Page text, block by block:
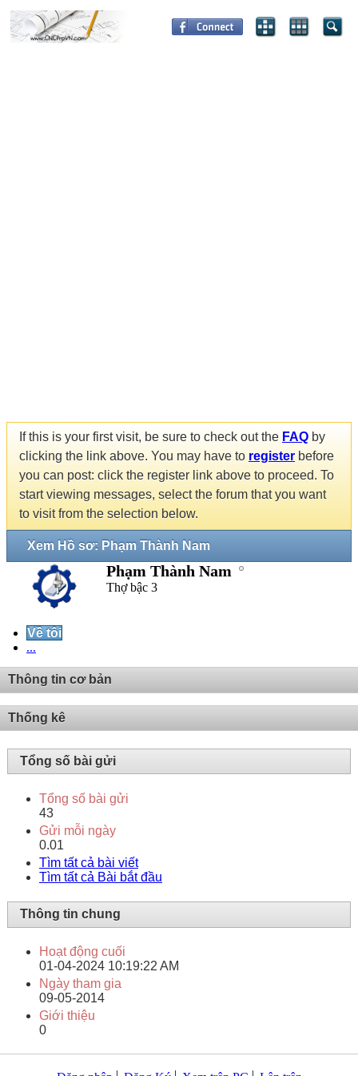
If this is your first visit, be sure to check out the FAQ by
clicking the link above. You may have to register before
you can post: click the register link above to proceed. To
start viewing messages, select the forum that you want
to visit from the selection below.
Xem Hồ sơ: Phạm Thành Nam
Phạm Thành Nam
Thợ bậc 3
Về tôi
...
Thông tin cơ bản
Thống kê
Tổng số bài gửi
Tổng số bài gửi
43
Gửi mỗi ngày
0.01
Tìm tất cả bài viết
Tìm tất cả Bài bắt đầu
Thông tin chung
Hoạt động cuối
01-04-2024 10:19:22 AM
Ngày tham gia
09-05-2014
Giới thiệu
0